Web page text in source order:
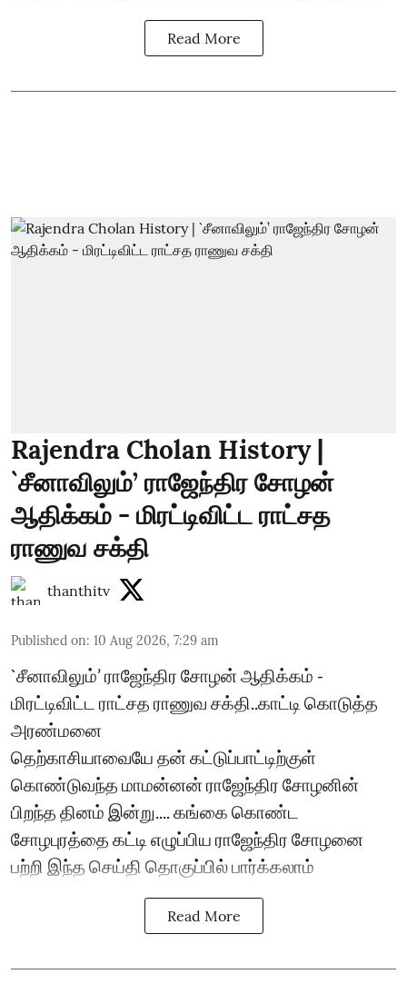
Read More
Rajendra Cholan History |
`சீனாவிலும்’ ராஜேந்திர சோழன்
ஆதிக்கம் - மிரட்டிவிட்ட ராட்சத
ராணுவ சக்தி
thanthitv
Published on: 10 Aug 2026, 7:29 am
`சீனாவிலும்’ ராஜேந்திர சோழன் ஆதிக்கம் -
மிரட்டிவிட்ட ராட்சத ராணுவ சக்தி..காட்டி கொடுத்த
அரண்மனை
தெற்காசியாவையே தன் கட்டுப்பாட்டிற்குள்
கொண்டுவந்த மாமன்னன் ராஜேந்திர சோழனின்
பிறந்த தினம் இன்று.... கங்கை கொண்ட
சோழபுரத்தை கட்டி எழுப்பிய ராஜேந்திர சோழனை
பற்றி இந்த செய்தி தொகுப்பில் பார்க்கலாம்
Read More